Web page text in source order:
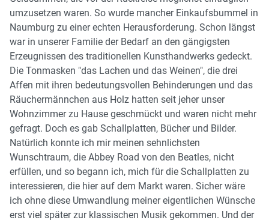
umzusetzen waren. So wurde mancher Einkaufsbummel in
Naumburg zu einer echten Herausforderung. Schon längst
war in unserer Familie der Bedarf an den gängigsten
Erzeugnissen des traditionellen Kunsthandwerks gedeckt.
Die Tonmasken "das Lachen und das Weinen", die drei
Affen mit ihren bedeutungsvollen Behinderungen und das
Räuchermännchen aus Holz hatten seit jeher unser
Wohnzimmer zu Hause geschmückt und waren nicht mehr
gefragt. Doch es gab Schallplatten, Bücher und Bilder.
Natürlich konnte ich mir meinen sehnlichsten
Wunschtraum, die Abbey Road von den Beatles, nicht
erfüllen, und so begann ich, mich für die Schallplatten zu
interessieren, die hier auf dem Markt waren. Sicher wäre
ich ohne diese Umwandlung meiner eigentlichen Wünsche
erst viel später zur klassischen Musik gekommen. Und der